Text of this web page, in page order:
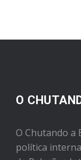
O
O Chutando a
política